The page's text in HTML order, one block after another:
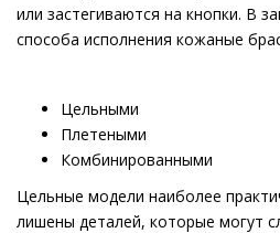
или застегиваются на кнопки. В
способа исполнения кожаные
Цельными
Плетеными
Комбинированными
Цельные модели наиболее
лишены деталей, которые могут